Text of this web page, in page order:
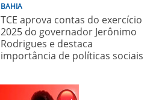
BAHIA
TCE aprova contas do exercício
2025 do governador Jerônimo
Rodrigues e destaca
importância de políticas sociais